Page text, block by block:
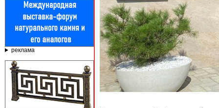
реклама